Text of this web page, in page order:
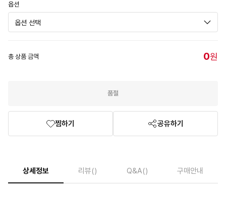
옵션
총 상품 금액 0원
품절
찜하기 공유하기
상세정보 리뷰() Q&A() 구매안내